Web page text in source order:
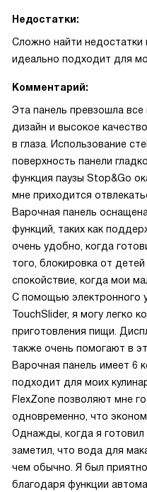
Недостатки:
Сложно найти недостатки
идеально подходит для
Комментарий:
Эта панель превзошла
дизайн и высокое
в глаза. Использование
поверхность панели
функция паузы Stop&Go
мне приходится
Варочная панель
функций, таких как
очень удобно, когда
того, блокировка от
спокойствие, когда мои
С помощью электронного
TouchSlider, я могу легко
приготовления пищи.
также очень помогают в
Варочная панель имеет 6
подходит для моих
FlexZone позволяют мне
одновременно, что
Однажды, когда я готовил
заметил, что вода для
чем обычно. Я был
благодаря функции